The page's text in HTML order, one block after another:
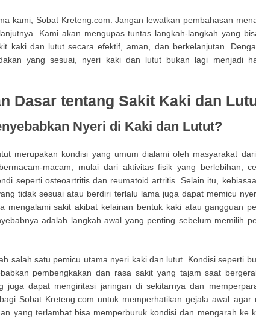
kami, Sobat Kreteng.com. Jangan lewatkan pembahasan
Kami akan mengupas tuntas langkah-langkah yang
kaki dan lutut secara efektif, aman, dan berkelanjutan.
yang sesuai, nyeri kaki dan lutut bukan lagi menjadi
Dasar tentang Sakit Kaki dan
Nyeri di Kaki dan Lutut?
merupakan kondisi yang umum dialami oleh masyarakat dari
macam, mulai dari aktivitas fisik yang berlebihan,
seperti osteoartritis dan reumatoid artritis. Selain itu,
tidak sesuai atau berdiri terlalu lama juga dapat memicu
mengalami sakit akibat kelainan bentuk kaki atau gangguan
adalah langkah awal yang penting sebelum memilih
salah satu pemicu utama nyeri kaki dan lutut. Kondisi seperti
pembengkakan dan rasa sakit yang tajam saat
juga dapat mengiritasi jaringan di sekitarnya dan
Sobat Kreteng.com untuk memperhatikan gejala awal agar
yang terlambat bisa memperburuk kondisi dan mengarah ke